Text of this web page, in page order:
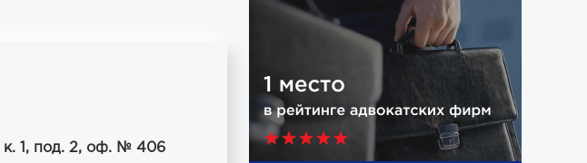
к. 1, под. 2, оф. № 406